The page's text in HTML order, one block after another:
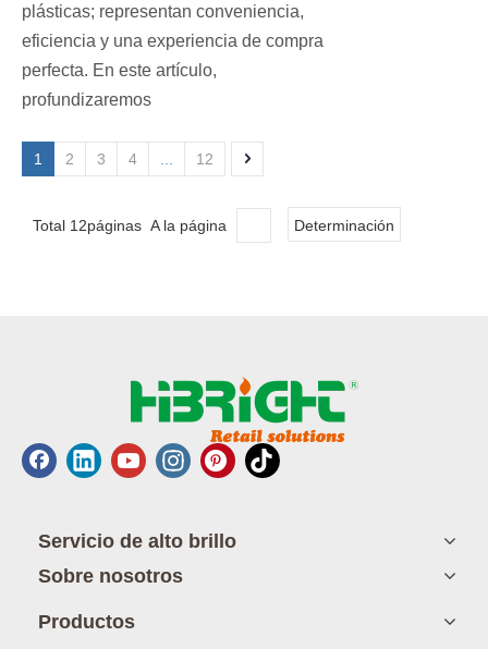
plásticas; representan conveniencia,
eficiencia y una experiencia de compra
perfecta. En este artículo,
profundizaremos
1 2 3 4 12
Total 12páginas A la página Determinación
Servicio de alto brillo
Sobre nosotros
Productos